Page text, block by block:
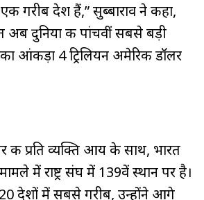
गरीब देश हैं,” सुब्बाराव ने कहा,
अब दुनिया की पांचवीं सबसे बड़ी
आंकड़ा 4 ट्रिलियन अमेरिकी डॉलर
की प्रति व्यक्ति आय के साथ, भारत
में राष्ट्र संघ में 139वें स्थान पर है।
देशों में सबसे गरीब, उन्होंने आगे